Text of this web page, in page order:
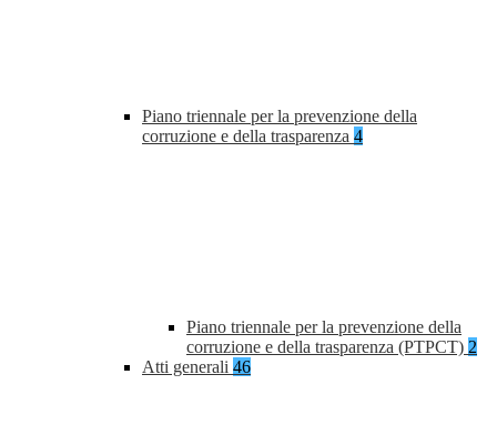
Piano triennale per la prevenzione della
corruzione e della trasparenza 4
Piano triennale per la prevenzione della
corruzione e della trasparenza (PTPCT) 2
Atti generali 46